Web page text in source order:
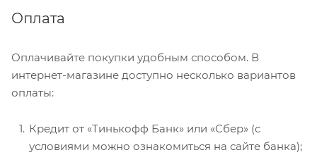
Оплата
Оплачивайте покупки удобным способом. В
интернет-магазине доступно несколько вариантов
оплаты:
Кредит от «Тинькофф Банк» или «Сбер» (с
условиями можно ознакомиться на сайте банка);